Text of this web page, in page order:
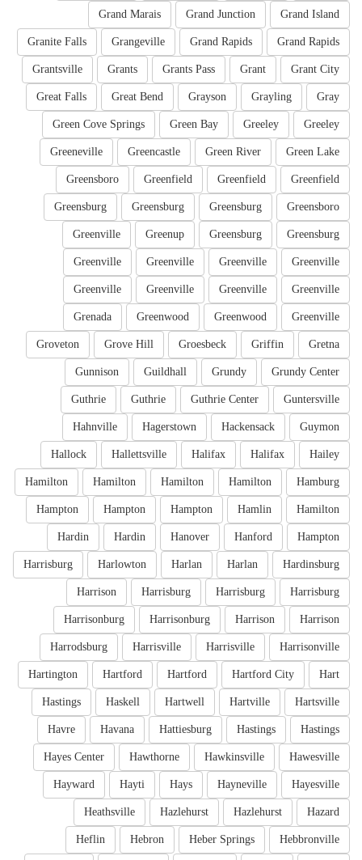
Grand Island
Grand Junction
Grand Marais
Grand Rapids
Grand Rapids
Grangeville
Granite Falls
Grant City
Grant
Grants Pass
Grants
Grantsville
Gray
Grayling
Grayson
Great Bend
Great Falls
Greeley
Greeley
Green Bay
Green Cove Springs
Green Lake
Green River
Greencastle
Greeneville
Greenfield
Greenfield
Greenfield
Greensboro
Greensboro
Greensburg
Greensburg
Greensburg
Greensburg
Greensburg
Greenup
Greenville
Greenville
Greenville
Greenville
Greenville
Greenville
Greenville
Greenville
Greenville
Greenville
Greenwood
Greenwood
Grenada
Gretna
Griffin
Groesbeck
Grove Hill
Groveton
Grundy Center
Grundy
Guildhall
Gunnison
Guntersville
Guthrie Center
Guthrie
Guthrie
Guymon
Hackensack
Hagerstown
Hahnville
Hailey
Halifax
Halifax
Hallettsville
Hallock
Hamburg
Hamilton
Hamilton
Hamilton
Hamilton
Hamilton
Hamlin
Hampton
Hampton
Hampton
Hampton
Hanford
Hanover
Hardin
Hardin
Hardinsburg
Harlan
Harlan
Harlowton
Harrisburg
Harrisburg
Harrisburg
Harrisburg
Harrison
Harrison
Harrison
Harrisonburg
Harrisonburg
Harrisonville
Harrisville
Harrisville
Harrodsburg
Hart
Hartford City
Hartford
Hartford
Hartington
Hartsville
Hartville
Hartwell
Haskell
Hastings
Hastings
Hastings
Hattiesburg
Havana
Havre
Hawesville
Hawkinsville
Hawthorne
Hayes Center
Hayesville
Hayneville
Hays
Hayti
Hayward
Hazard
Hazlehurst
Hazlehurst
Heathsville
Hebbronville
Heber Springs
Hebron
Heflin